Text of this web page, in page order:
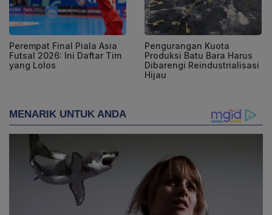
Perempat Final Piala Asia
Futsal 2026: Ini Daftar Tim
yang Lolos
Pengurangan Kuota
Produksi Batu Bara Harus
Dibarengi Reindustrialisasi
Hijau